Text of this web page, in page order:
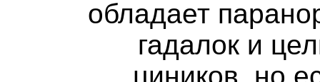
обладает
гадалок и